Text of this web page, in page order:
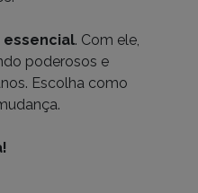
essencial. Com ele,
poderosos e
Escolha como